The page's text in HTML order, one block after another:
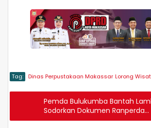
Tag: Dinas Perpustakaan Makassar Lorong
Pemda Bulukumba Bantah
Sodorkan Dokumen Ranperda
Pertanggungjawaban APBD